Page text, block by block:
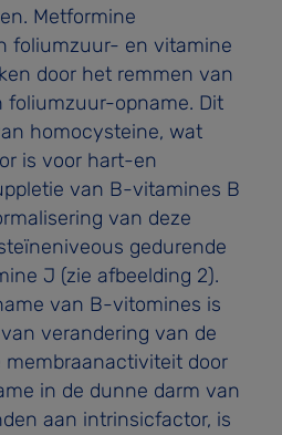
Metformine
foliumzuur- en vitamine
door het remmen van
foliumzuur-opname. Dit
homocysteine, wat
is voor hart-en
van B-vitami­nes B
van deze
gedurende
J (zie afbeelding 2).
van B-vitomines is
verandering van de
door
in de dunne darm van
aan intrinsicfactor, is